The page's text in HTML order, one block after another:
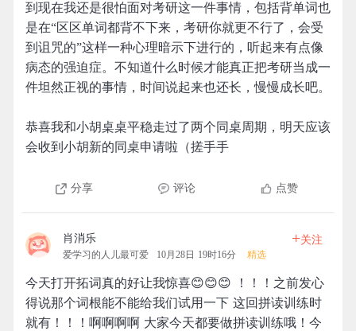
到现在我还是很怕面对考研这一件事情，包括背单词也
是在“区区单词都背不下来，考研你就更不行了，会受
到诅咒的”这样一种心理暗示下进行的，听起来有点像
病态的强迫症。不知道什么时候才能真正把考研当成一
件坦然正视的事情，时间说起来也还长，慢慢成长吧。
恭喜我和小胡桌桌平稳走过了两个同桌周期，明天应该
会收到小胡新的同桌申请啦（搓手手
分享 评论 点赞
肖消乐
爱学习的人儿最可爱 10月28日 19时16分 精选
+关注
今天打开拓词真的好让我惊喜😊😊😊 ！！！之前发心
得说那个词根能不能给我们试用一下 这回拼读训练时
就有！！！啊啊啊啊 大家今天都要做拼读训练哦！今